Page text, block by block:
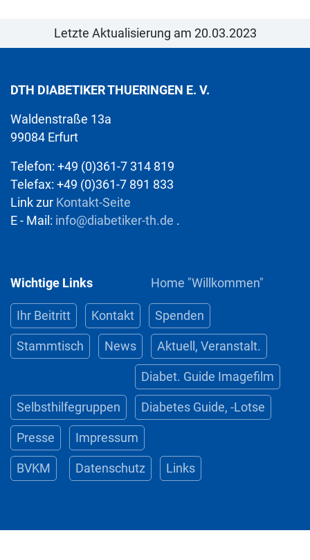
Letzte Aktualisierung am 20.03.2023
DTH DIABETIKER THUERINGEN E. V.
Waldenstraße 13a
99084 Erfurt
Telefon: +49 (0)361-7 314 819
Telefax: +49 (0)361-7 891 833
Link zur Kontakt-Seite
E - Mail: info@diabetiker-th.de .
Wichtige Links Home "Willkommen"
Ihr Beitritt Kontakt Spenden
Stammtisch News Aktuell, Veranstalt.
Selbsthilfegruppen
Diabet. Guide Imagefilm
Diabetes Guide, -Lotse
Presse
BVKM
Impressum
Datenschutz Links